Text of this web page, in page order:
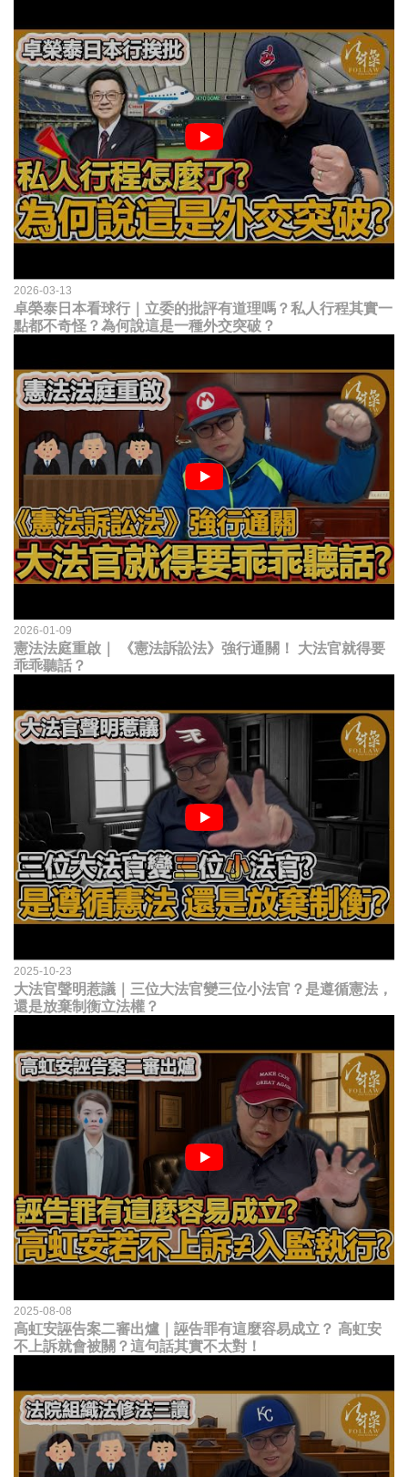
2026-03-13
卓榮泰日本看球行｜立委的批評有道理嗎？私人行程其實一
點都不奇怪？為何說這是一種外交突破？
2026-01-09
憲法法庭重啟｜ 《憲法訴訟法》強行通關！ 大法官就得要
乖乖聽話？
2025-10-23
大法官聲明惹議｜三位大法官變三位小法官？是遵循憲法，
還是放棄制衡立法權？
2025-08-08
高虹安誣告案二審出爐｜誣告罪有這麼容易成立？ 高虹安
不上訴就會被關？這句話其實不太對！